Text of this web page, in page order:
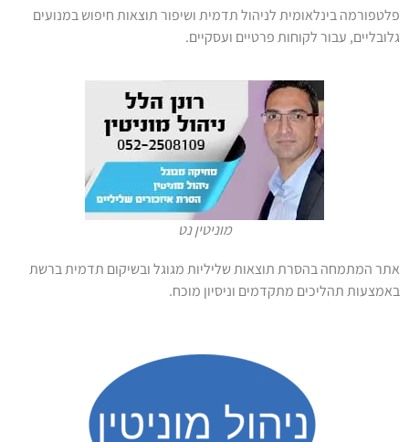
פלטפורמה בינלאומית לניהול תדמית ושיפור תוצאות חיפוש במנועים
גלובליים, עבור לקוחות פרטיים ועסקיים.
מוניטין נט
אתר המתמחה בהסרת תוצאות שליליות מגוגל ובשיקום תדמית ברשת
באמצעות תהליכים מתקדמים וניסיון מוכח.